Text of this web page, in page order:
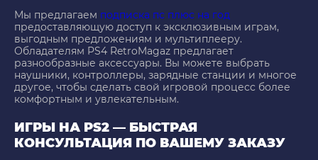
Мы предлагаем подписка пс плюс на год
предоставляющую доступ к эксклюзивным играм,
выгодным предложениям и мультиплееру.
Обладателям PS4 RetroMagaz предлагает
разнообразные аксессуары. Вы можете выбрать
наушники, контроллеры, зарядные станции и многое
другое, чтобы сделать свой игровой процесс более
комфортным и увлекательным.
ИГРЫ НА PS2 — БЫСТРАЯ
КОНСУЛЬТАЦИЯ ПО ВАШЕМУ ЗАКАЗУ